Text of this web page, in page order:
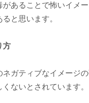
があることで怖いイメ
と思います。
方
ネガティブなイメージ
ないとされています。